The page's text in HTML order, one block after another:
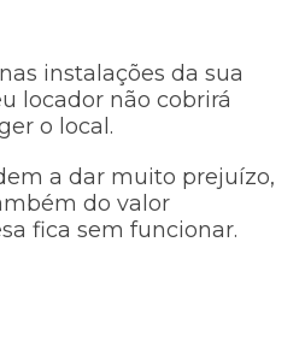
instalações da sua
locador não cobrirá
o local.
a dar muito prejuízo,
do valor
fica sem funcionar.